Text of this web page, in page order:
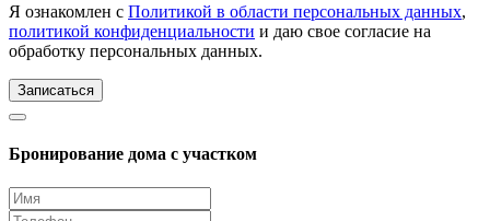
Я ознакомлен с Политикой в области персональных данных,
политикой конфиденциальности и даю свое согласие на
обработку персональных данных.
Записаться
Бронирование дома с участком